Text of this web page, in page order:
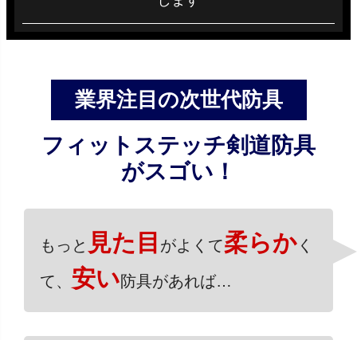
業界注目の次世代防具
フィットステッチ剣道防具
がスゴい！
もっと 見た目 がよくて柔らかく
て、 安い防具があれば…